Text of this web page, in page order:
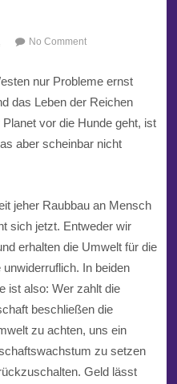
No Comment
nur Probleme ernst
das Leben der Reichen
vor die Hunde geht, ist
aber scheinbar nicht
jeher Raubbau an Mensch
sich jetzt. Entweder wir
erhalten die Umwelt für die
In beiden
ist also: Wer zahlt die
beschließen die
zu achten, uns ein
zu setzen
Geld lässt